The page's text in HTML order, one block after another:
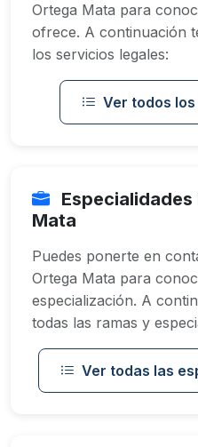
Ortega Mata para
ofrece. A continuación
los servicios legales:
Ver todos
Mata
Puedes ponerte en
Ortega Mata para
especialización. A
todas las ramas y
Ver todas las